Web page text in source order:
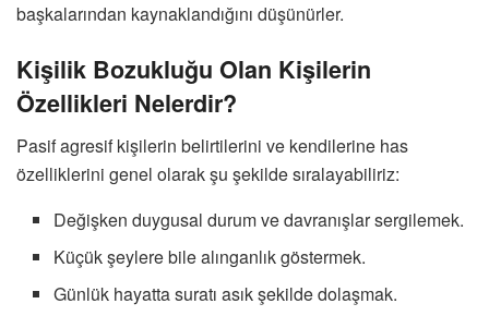
başkalarından kaynaklandığını düşünürler.
Kişilik Bozukluğu Olan Kişilerin
Özellikleri Nelerdir?
Pasif agresif kişilerin belirtilerini ve kendilerine has
özelliklerini genel olarak şu şekilde sıralayabiliriz:
Değişken duygusal durum ve davranışlar sergilemek.
Küçük şeylere bile alınganlık göstermek.
Günlük hayatta suratı asık şekilde dolaşmak.